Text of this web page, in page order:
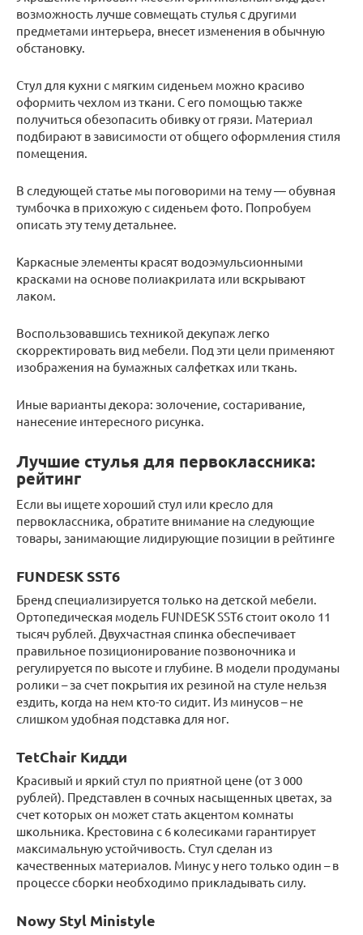
возможность лучше совмещать стулья с другими
предметами интерьера, внесет изменения в обычную
обстановку.
Стул для кухни с мягким сиденьем можно красиво
оформить чехлом из ткани. С его помощью также
получиться обезопасить обивку от грязи. Материал
подбирают в зависимости от общего оформления стиля
помещения.
В следующей статье мы поговорими на тему — обувная
тумбочка в прихожую с сиденьем фото. Попробуем
описать эту тему детальнее.
Каркасные элементы красят водоэмульсионными
красками на основе полиакрилата или вскрывают
лаком.
Воспользовавшись техникой декупаж легко
скорректировать вид мебели. Под эти цели применяют
изображения на бумажных салфетках или ткань.
Иные варианты декора: золочение, состаривание,
нанесение интересного рисунка.
Лучшие стулья для первоклассника:
рейтинг
Если вы ищете хороший стул или кресло для
первоклассника, обратите внимание на следующие
товары, занимающие лидирующие позиции в рейтинге
FUNDESK SST6
Бренд специализируется только на детской мебели.
Ортопедическая модель FUNDESK SST6 стоит около 11
тысяч рублей. Двухчастная спинка обеспечивает
правильное позиционирование позвоночника и
регулируется по высоте и глубине. В модели продуманы
ролики – за счет покрытия их резиной на стуле нельзя
ездить, когда на нем кто-то сидит. Из минусов – не
слишком удобная подставка для ног.
TetChair Кидди
Красивый и яркий стул по приятной цене (от 3 000
рублей). Представлен в сочных насыщенных цветах, за
счет которых он может стать акцентом комнаты
школьника. Крестовина с 6 колесиками гарантирует
максимальную устойчивость. Стул сделан из
качественных материалов. Минус у него только один – в
процессе сборки необходимо прикладывать силу.
Nowy Styl Ministyle